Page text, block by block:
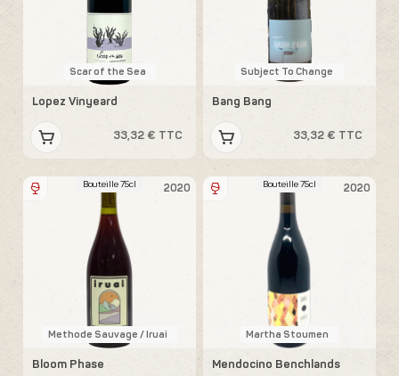
Scar of the Sea
Lopez Vinyeard
33,32 € TTC
Subject To Change
Bang Bang
33,32 € TTC
2020
Bouteille 75cl
Methode Sauvage / Iruai
Bloom Phase
2020
Bouteille 75cl
Martha Stoumen
Mendocino Benchlands